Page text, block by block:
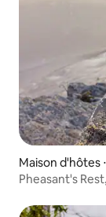
Maison d'hôtes
Pheasant's